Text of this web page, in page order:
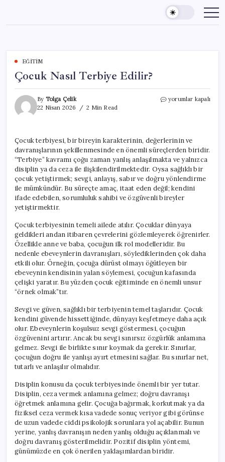
content
EĞITIM
Çocuk Nasıl Terbiye Edilir?
By Tolga Çelik
22 Nisan 2026
2 Min Read
Çocuk
yorumlar kapalı
Çocuk terbiyesi, bir bireyin karakterinin, değerlerinin ve
davranışlarının şekillenmesinde en önemli süreçlerden biridir.
“Terbiye” kavramı çoğu zaman yanlış anlaşılmakta ve yalnızca
disiplin ya da ceza ile ilişkilendirilmektedir. Oysa sağlıklı bir
çocuk yetiştirmek; sevgi, anlayış, sabır ve doğru yönlendirme
ile mümkündür. Bu süreçte amaç, itaat eden değil; kendini
ifade edebilen, sorumluluk sahibi ve özgüvenli bireyler
yetiştirmektir.
Çocuk terbiyesinin temeli ailede atılır. Çocuklar dünyaya
geldikleri andan itibaren çevrelerini gözlemleyerek öğrenirler.
Özellikle anne ve baba, çocuğun ilk rol modelleridir. Bu
nedenle ebeveynlerin davranışları, söylediklerinden çok daha
etkili olur. Örneğin, çocuğa dürüst olmayı öğütleyen bir
ebeveynin kendisinin yalan söylemesi, çocuğun kafasında
çelişki yaratır. Bu yüzden çocuk eğitiminde en önemli unsur
“örnek olmak”tır.
Sevgi ve güven, sağlıklı bir terbiyenin temel taşlarıdır. Çocuk
kendini güvende hissettiğinde, dünyayı keşfetmeye daha açık
olur. Ebeveynlerin koşulsuz sevgi göstermesi, çocuğun
özgüvenini artırır. Ancak bu sevgi sınırsız özgürlük anlamına
gelmez. Sevgi ile birlikte sınır koymak da gerekir. Sınırlar,
çocuğun doğru ile yanlışı ayırt etmesini sağlar. Bu sınırlar net,
tutarlı ve anlaşılır olmalıdır.
Disiplin konusu da çocuk terbiyesinde önemli bir yer tutar.
Disiplin, ceza vermek anlamına gelmez; doğru davranışı
öğretmek anlamına gelir. Çocuğa bağırmak, korkutmak ya da
fiziksel ceza vermek kısa vadede sonuç veriyor gibi görünse
de uzun vadede ciddi psikolojik sorunlara yol açabilir. Bunun
yerine, yanlış davranışın neden yanlış olduğu açıklanmalı ve
doğru davranış gösterilmelidir. Pozitif disiplin yöntemi,
günümüzde en çok önerilen yaklaşımlardan biridir.